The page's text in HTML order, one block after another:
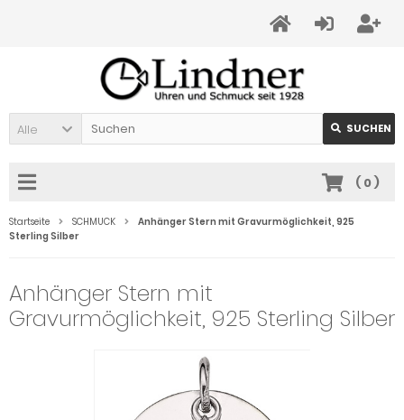
Alle SUCHEN
( 0)
Startseite SCHMUCK
Anhänger Stern mit Gravurmöglichkeit, 925
Sterling Silber
Anhänger Stern mit
Gravurmöglichkeit, 925 Sterling Silber